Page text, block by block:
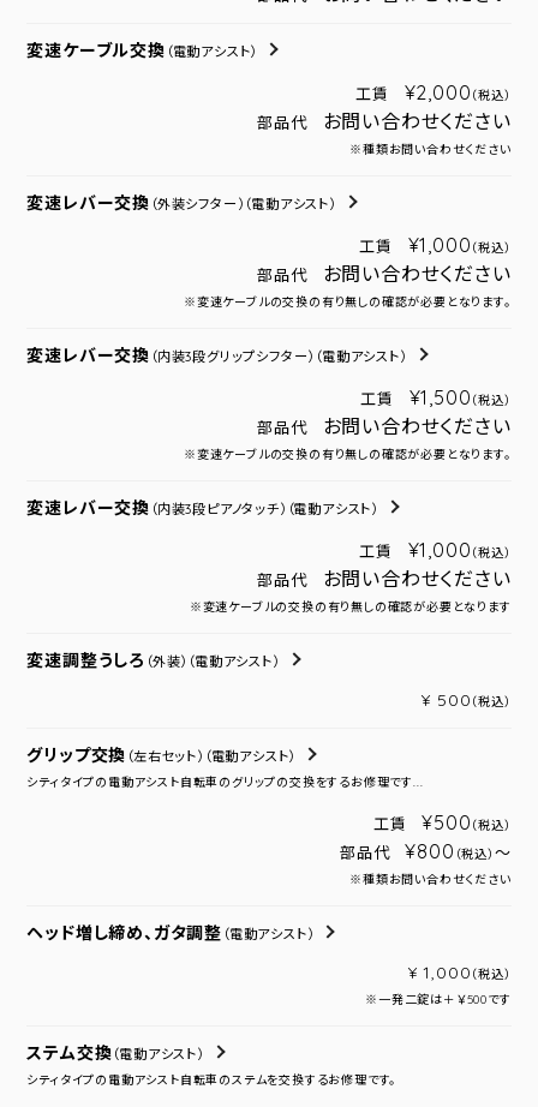
変速ケーブル交換 （電動アシスト）
工賃 ¥2,000 （税込）
部品代 お問い合わせください
※種類お問い合わせください
変速レバー交換 （外装シフター） （電動アシスト）
工賃 ¥1,000 （税込）
部品代 お問い合わせください
※変速ケーブルの交換の有り無しの確認が必要となります。
変速レバー交換 （内装3段グリップシフター） （電動アシスト）
工賃 ¥1,500 （税込）
部品代 お問い合わせください
※変速ケーブルの交換の有り無しの確認が必要となります。
変速レバー交換 （内装3段ピアノタッチ） （電動アシスト）
工賃 ¥1,000 （税込）
部品代 お問い合わせください
※変速ケーブルの交換の有り無しの確認が必要となります
変速調整うしろ （外装） （電動アシスト）
¥ 500 （税込）
グリップ交換 （左右セット） （電動アシスト）
シティタイプの電動アシスト自転車のグリップの交換をするお修理です...
工賃 ¥500 （税込）
部品代 ¥800 （税込） ～
※種類お問い合わせください
ヘッド増し締め、ガタ調整 （電動アシスト）
¥ 1,000 （税込）
※一発二錠は＋￥500です
ステム交換 （電動アシスト）
シティタイプの電動アシスト自転車のステムを交換するお修理です。